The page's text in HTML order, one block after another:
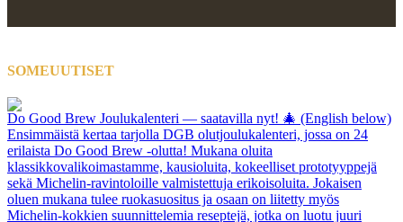
SOMEUUTISET
Do Good Brew Joulukalenteri — saatavilla nyt! 🎄 (English below)
Ensimmäistä kertaa tarjolla DGB olutjoulukalenteri, jossa on 24
erilaista Do Good Brew -olutta! Mukana oluita
klassikkovalikoimastamme, kausioluita, kokeelliset prototyyppejä
sekä Michelin-ravintoloille valmistettuja erikoisoluita. Jokaisen
oluen mukana tulee ruokasuositus ja osaan on liitetty myös
Michelin-kokkien suunnittelemia reseptejä, jotka on luotu juuri